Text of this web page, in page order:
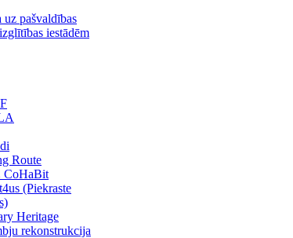
pašvaldības
iestādēm
Route
CoHaBit
(Piekraste
Heritage
rekonstrukcija